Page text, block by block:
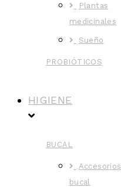
Plantas
medicinales
Sueño
PROBIÓTICOS
HIGIENE
BUCAL
Accesorios
bucal